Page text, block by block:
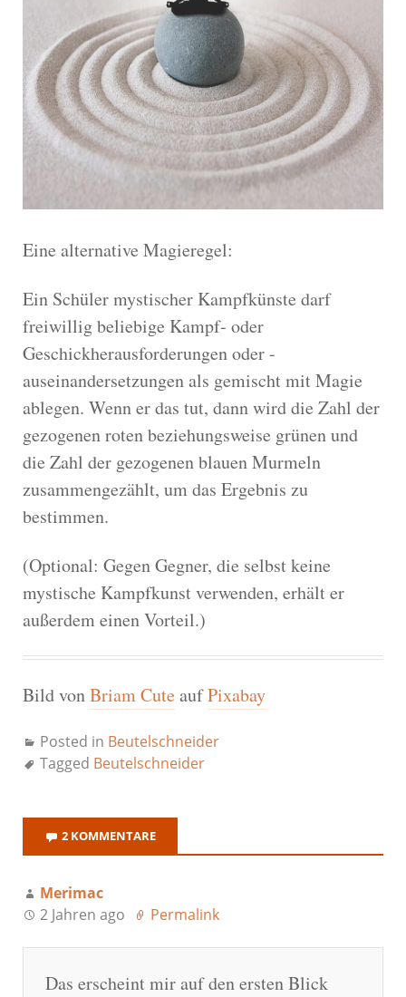
Eine alternative Magieregel:
Ein Schüler mystischer Kampfkünste darf
freiwillig beliebige Kampf- oder
Geschickherausforderungen oder -
auseinandersetzungen als gemischt mit Magie
ablegen. Wenn er das tut, dann wird die Zahl der
gezogenen roten beziehungsweise grünen und
die Zahl der gezogenen blauen Murmeln
zusammengezählt, um das Ergebnis zu
bestimmen.
(Optional: Gegen Gegner, die selbst keine
mystische Kampfkunst verwenden, erhält er
außerdem einen Vorteil.)
Bild vonBriam CuteaufPixabay
Posted in Beutelschneider
Tagged Beutelschneider
2 KOMMENTARE
Merimac
2 Jahren ago
Permalink
Das erscheint mir auf den ersten Blick